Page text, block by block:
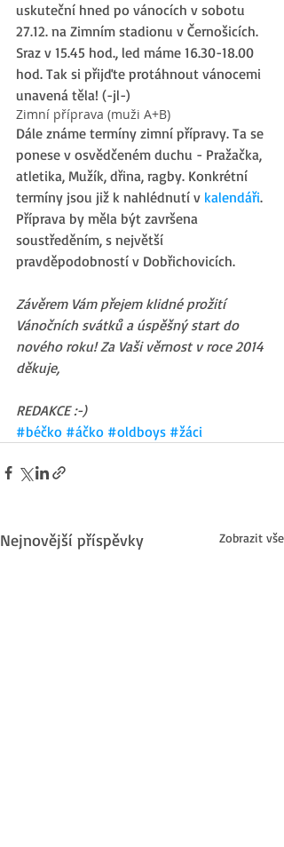
uskuteční hned po vánocích v sobotu
27.12. na Zimním stadionu v Černošicích.
Sraz v 15.45 hod., led máme 16.30-18.00
hod. Tak si přijďte protáhnout vánocemi
unavená těla! (-jl-)
Zimní příprava (muži A+B)
Dále známe termíny zimní přípravy. Ta se
ponese v osvědčeném duchu - Pražačka,
atletika, Mužík, dřina, ragby. Konkrétní
termíny jsou již k nahlédnutí v kalendáři.
Příprava by měla být završena
soustředěním, s největší
pravděpodobností v Dobřichovicích.
Závěrem Vám přejem klidné prožití
Vánočních svátků a úspěšný start do
nového roku! Za Vaši věrnost v roce 2014
děkuje,
REDAKCE :-)
#béčko #áčko #oldboys #žáci
Nejnovější příspěvky Zobrazit vše